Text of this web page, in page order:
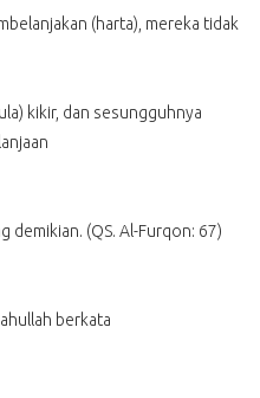
(harta), mereka tidak
kikir, dan sesungguhnya
demikian. (QS. Al-Furqon: 67)
berkata